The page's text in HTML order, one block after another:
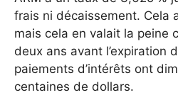
frais ni décaissement. Cela
mais cela en valait la peine
deux ans avant l’expiration
paiements d’intérêts ont
centaines de dollars.